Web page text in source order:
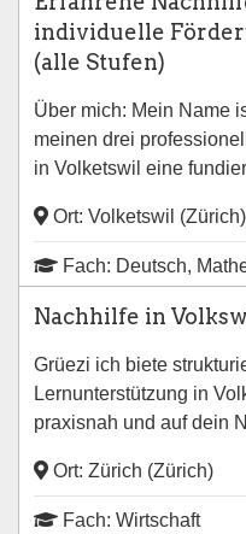
individuelle
(alle Stufen)
Über mich: Mein Name
meinen drei
in Volketswil eine
Ort: Volketswil (Zürich)
Fach: Deutsch,
Nachhilfe in
Grüezi ich biete
Lernunterstützung in
praxisnah und auf dein
Ort: Zürich (Zürich)
Fach: Wirtschaft